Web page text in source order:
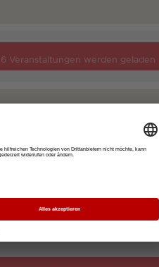
6 Veranstaltungen werden geladen